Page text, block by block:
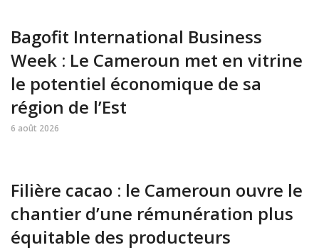
Bagofit International Business
Week : Le Cameroun met en vitrine
le potentiel économique de sa
région de l’Est
6 août 2026
Filière cacao : le Cameroun ouvre le
chantier d’une rémunération plus
équitable des producteurs